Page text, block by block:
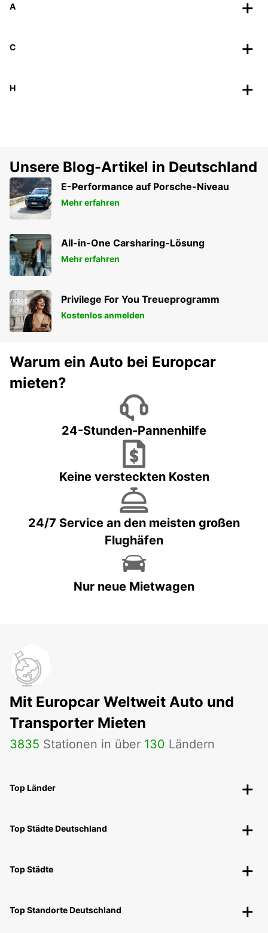
A
C
H
Unsere Blog-Artikel in Deutschland
E-Performance auf Porsche-Niveau
Mehr erfahren
All-in-One Carsharing-Lösung
Mehr erfahren
Privilege For You Treueprogramm
Kostenlos anmelden
Warum ein Auto bei Europcar
mieten?
24-Stunden-Pannenhilfe
Keine versteckten Kosten
24/7 Service an den meisten großen
Flughäfen
Nur neue Mietwagen
Mit Europcar Weltweit Auto und
Transporter Mieten
3835 Stationen in über 130 Ländern
Top Länder
Top Städte Deutschland
Top Städte
Top Standorte Deutschland